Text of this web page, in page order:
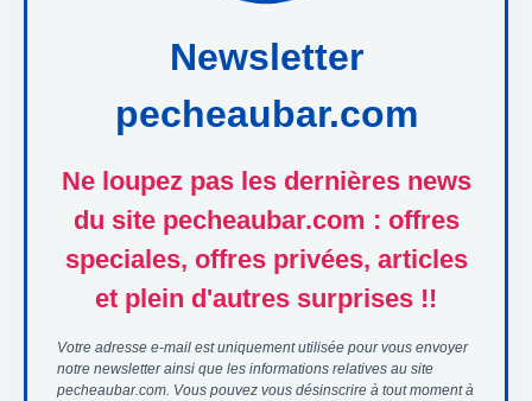
Newsletter
pecheaubar.com
Ne loupez pas les dernières news
du site pecheaubar.com : offres
speciales, offres privées, articles
et plein d'autres surprises !!
Votre adresse e-mail est uniquement utilisée pour vous envoyer
notre newsletter ainsi que les informations relatives au site
pecheaubar.com. Vous pouvez vous désinscrire à tout moment à